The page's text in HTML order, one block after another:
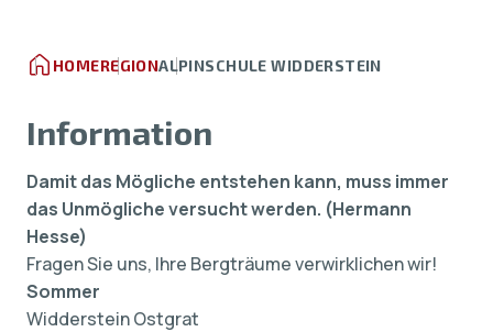
HOMEREGIONALPINSCHULE WIDDERSTEIN
Information
Damit das Mögliche entstehen kann, muss immer
das Unmögliche versucht werden. (Hermann
Hesse)
Fragen Sie uns, Ihre Bergträume verwirklichen wir!
Sommer
Widderstein Ostgrat